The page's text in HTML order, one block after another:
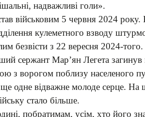
надважливі голи».
військовим 5 червня 2024 року.
кулеметного взводу
безвісти з 22 вересня 2024-того.
сержант Мар’ян Легета загинув
з ворогом поблизу населеного
ще одне відважне молоде серце.
стало більше.
побратимам, усім, хто його